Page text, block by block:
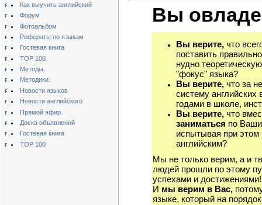
Как выучить английский
Форум
Фотоальбом
Рефераты по языкам
Гостевая книга
TOP 100
Методы.
Методики.
Новости языков
Новости английского
Прямой эфир.
Доска объявлений
Гостевая книга
TOP 100
Вы
Вы верите, что
поставить
нудно
"фокус" языка?
Вы верите, что за
систему
годами в школе,
Вы верите, что
заниматься по
испытывая при этом
английским?
Мы не только верим, а и
людей прошли по этому
успехами и достижениями!
И мы верим в Вас,
языке, который на